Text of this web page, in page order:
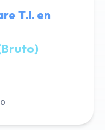
T.I. en